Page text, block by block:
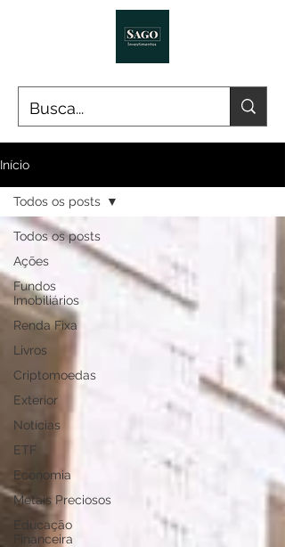
Início
Todos os posts
Ações
Fundos
Imobiliários
Renda Fixa
Livros
Criptomoedas
Exterior
Notícias
ETF
Economia
Metais Preciosos
Educação
Financeira
Todos os posts